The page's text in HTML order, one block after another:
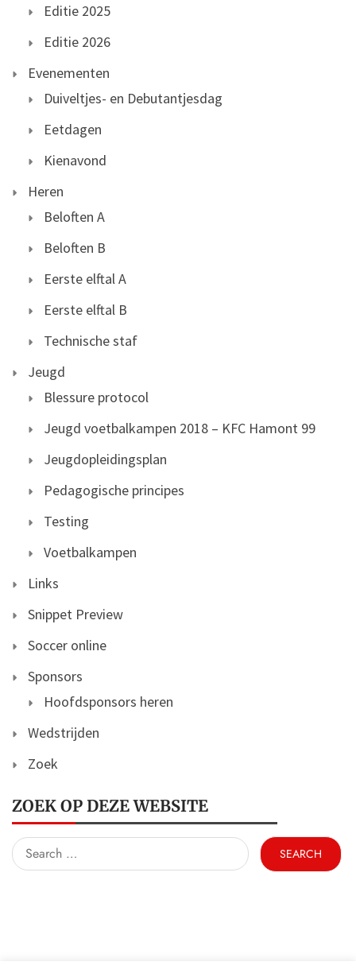
Editie 2025
Editie 2026
Evenementen
Duiveltjes- en Debutantjesdag
Eetdagen
Kienavond
Heren
Beloften A
Beloften B
Eerste elftal A
Eerste elftal B
Technische staf
Jeugd
Blessure protocol
Jeugd voetbalkampen 2018 – KFC Hamont 99
Jeugdopleidingsplan
Pedagogische principes
Testing
Voetbalkampen
Links
Snippet Preview
Soccer online
Sponsors
Hoofdsponsors heren
Wedstrijden
Zoek
ZOEK OP DEZE WEBSITE
Search
for: